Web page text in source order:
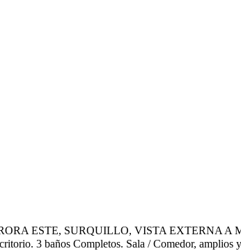
ESTE, SURQUILLO, VISTA EXTERNA A
3 baños Completos. Sala / Comedor, amplios